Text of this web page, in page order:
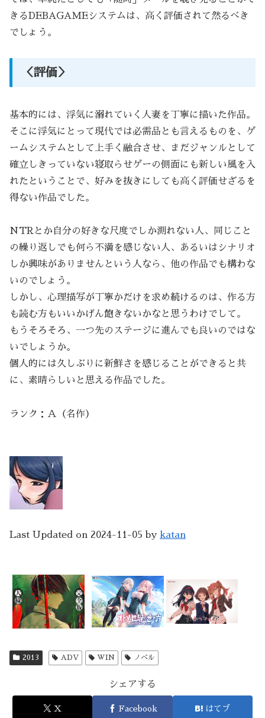
きるDEBAGAMEシステムは、高く評価されて然るべき
でしょう。
＜評価＞
基本的には、浮気に溺れていく人妻を丁寧に描いた作品。
そこに浮気にとって現代では必需品とも言えるものを、ゲ
ームシステムとして上手く融合させ、まだジャンルとして
確立しきっていない寝取らせゲーの側面にも新しい風を入
れたということで、好みを抜きにしても高く評価せざるを
得ない作品でした。
NTRとか自分の好きな尺度でしか測れない人、同じこと
の繰り返しでも何ら不満を感じない人、あるいはシナリオ
しか興味がありませんという人なら、他の作品でも構わな
いのでしょう。
しかし、心理描写が丁寧かだけを求め続けるのは、作る方
も読む方もいいかげん飽きないかなと思うわけでして。
もうそろそろ、一つ先のステージに進んでも良いのではな
いでしょうか。
個人的には久しぶりに新鮮さを感じることができると共
に、素晴らしいと思える作品でした。
ランク：Ａ（名作）
Last Updated on 2024-11-05 by katan
2013 ADV WIN ノベル
シェアする
X Facebook はてブ